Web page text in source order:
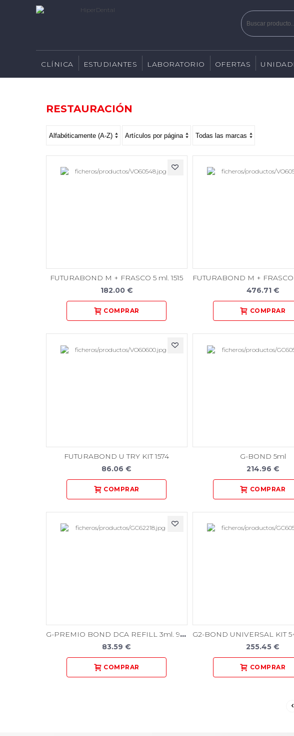
CLÍNICA ESTUDIANTES LABORATORIO OFERTAS
RESTAURACIÓN
FUTURABOND M + FRASCO 5 ml. 1515
182.00 €
FUTURABOND M + FRASCO
476.71 €
FUTURABOND U TRY KIT 1574
86.06 €
G-BOND 5ml
214.96 €
G-PREMIO BOND DCA REFILL 3ml. 9552
83.59 € 255.45 €